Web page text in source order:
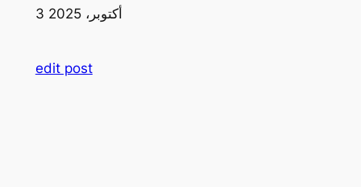
3 أكتوبر، 2025
edit post